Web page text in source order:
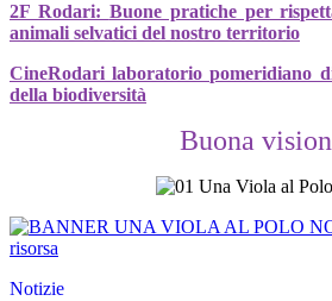
2F Rodari: Buone pratiche per
animali selvatici del nostro territorio
CineRodari laboratorio pomeridiano
della biodiversità
Buona
risorsa
Notizie